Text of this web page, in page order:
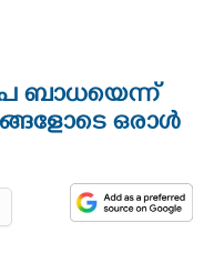
ബാധയെന്ന്
ഒരാൾ